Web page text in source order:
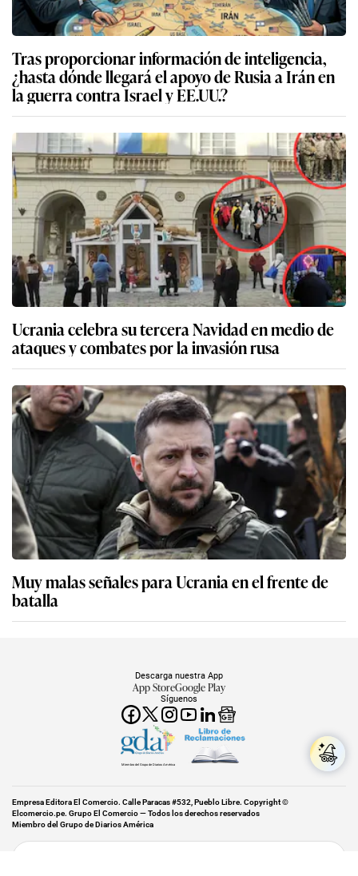
Tras proporcionar información de inteligencia,
¿hasta dónde llegará el apoyo de Rusia a Irán en
la guerra contra Israel y EE.UU.?
Ucrania celebra su tercera Navidad en medio de
ataques y combates por la invasión rusa
Muy malas señales para Ucrania en el frente de
batalla
Síguenos
Descarga nuestra App
App StoreGoogle Play
Miembro del Grupo de Diarios América
Empresa Editora El Comercio. Calle Paracas #532, Pueblo Libre. Copyright ©
Elcomercio.pe. Grupo El Comercio — Todos los derechos reservados
Miembro del Grupo de Diarios América